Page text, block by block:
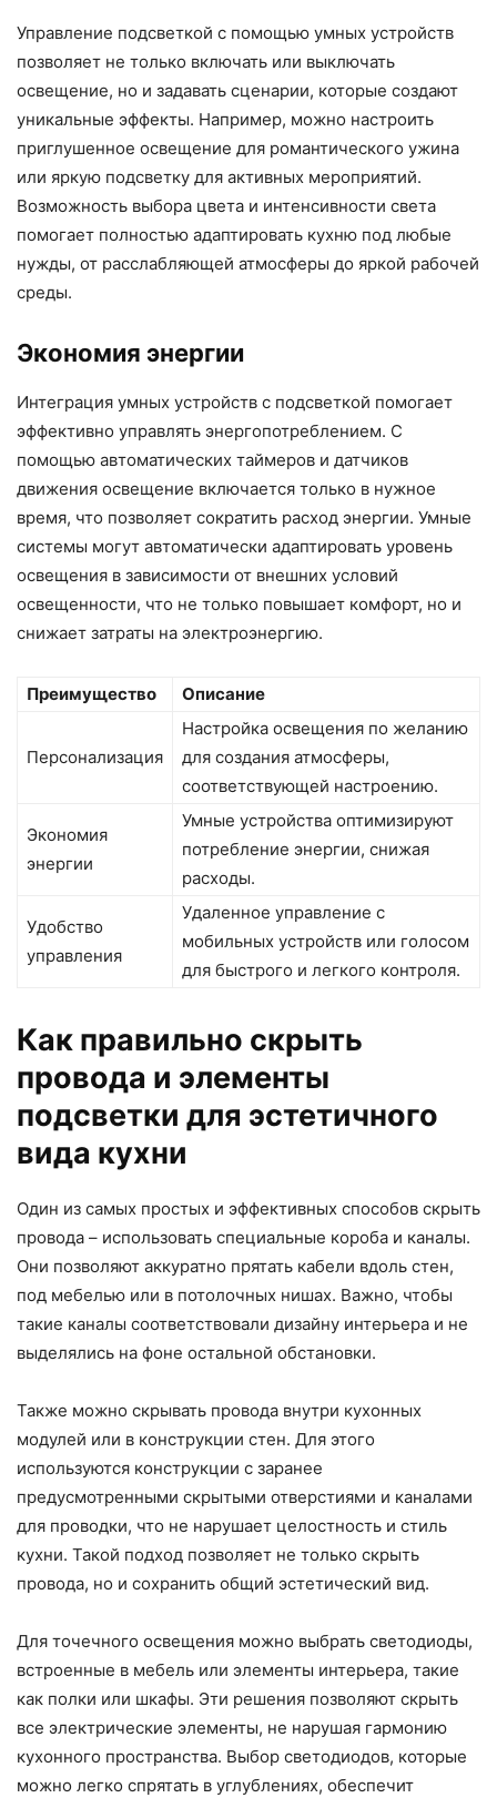
Управление подсветкой с помощью умных устройств
позволяет не только включать или выключать
освещение, но и задавать сценарии, которые создают
уникальные эффекты. Например, можно настроить
приглушенное освещение для романтического ужина
или яркую подсветку для активных мероприятий.
Возможность выбора цвета и интенсивности света
помогает полностью адаптировать кухню под любые
нужды, от расслабляющей атмосферы до яркой рабочей
среды.
Экономия энергии
Интеграция умных устройств с подсветкой помогает
эффективно управлять энергопотреблением. С
помощью автоматических таймеров и датчиков
движения освещение включается только в нужное
время, что позволяет сократить расход энергии. Умные
системы могут автоматически адаптировать уровень
освещения в зависимости от внешних условий
освещенности, что не только повышает комфорт, но и
снижает затраты на электроэнергию.
Преимущество Описание
Персонализация
Настройка освещения по желанию
для создания атмосферы,
соответствующей настроению.
Экономия
энергии
Умные устройства оптимизируют
потребление энергии, снижая
расходы.
Удобство
управления
Удаленное управление с
мобильных устройств или голосом
для быстрого и легкого контроля.
Как правильно скрыть
провода и элементы
подсветки для эстетичного
вида кухни
Один из самых простых и эффективных способов скрыть
провода – использовать специальные короба и каналы.
Они позволяют аккуратно прятать кабели вдоль стен,
под мебелью или в потолочных нишах. Важно, чтобы
такие каналы соответствовали дизайну интерьера и не
выделялись на фоне остальной обстановки.
Также можно скрывать провода внутри кухонных
модулей или в конструкции стен. Для этого
используются конструкции с заранее
предусмотренными скрытыми отверстиями и каналами
для проводки, что не нарушает целостность и стиль
кухни. Такой подход позволяет не только скрыть
провода, но и сохранить общий эстетический вид.
Для точечного освещения можно выбрать светодиоды,
встроенные в мебель или элементы интерьера, такие
как полки или шкафы. Эти решения позволяют скрыть
все электрические элементы, не нарушая гармонию
кухонного пространства. Выбор светодиодов, которые
можно легко спрятать в углублениях, обеспечит